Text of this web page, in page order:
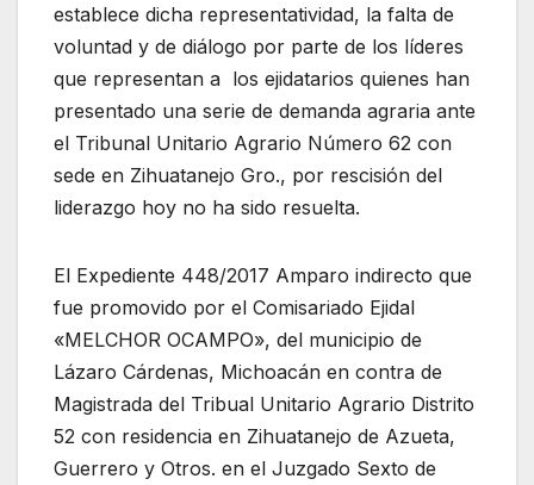
establece dicha representatividad, la falta de
voluntad y de diálogo por parte de los líderes
que representan a los ejidatarios quienes han
presentado una serie de demanda agraria ante
el Tribunal Unitario Agrario Número 62 con
sede en Zihuatanejo Gro., por rescisión del
liderazgo hoy no ha sido resuelta.
El Expediente 448/2017 Amparo indirecto que
fue promovido por el Comisariado Ejidal
«MELCHOR OCAMPO», del municipio de
Lázaro Cárdenas, Michoacán en contra de
Magistrada del Tribual Unitario Agrario Distrito
52 con residencia en Zihuatanejo de Azueta,
Guerrero y Otros. en el Juzgado Sexto de